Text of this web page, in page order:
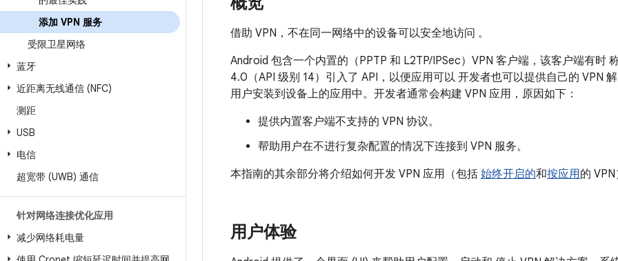
添加 VPN 服务
受限卫星网络
蓝牙
近距离无线通信 (NFC)
测距
USB
电信
超宽带 (UWB) 通信
针对网络连接优化应用
减少网络耗电量
借助 VPN，不在同一网络中的设备可以安全地访问 。
Android 包含一个内置的（PPTP 和 L2TP/IPSec）VPN 客户端，该客户端有时
4.0（API 级别 14）引入了 API，以便应用可以 开发者也可以提供自己的 VPN
用户安装到设备上的应用中。开发者通常会构建 VPN 应用，原因如下：
提供内置客户端不支持的 VPN 协议。
帮助用户在不进行复杂配置的情况下连接到 VPN 服务。
本指南的其余部分将介绍如何开发 VPN 应用（包括 始终开启的和按应用的
用户体验